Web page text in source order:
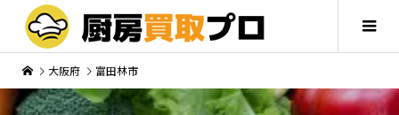
大阪府 富田林市